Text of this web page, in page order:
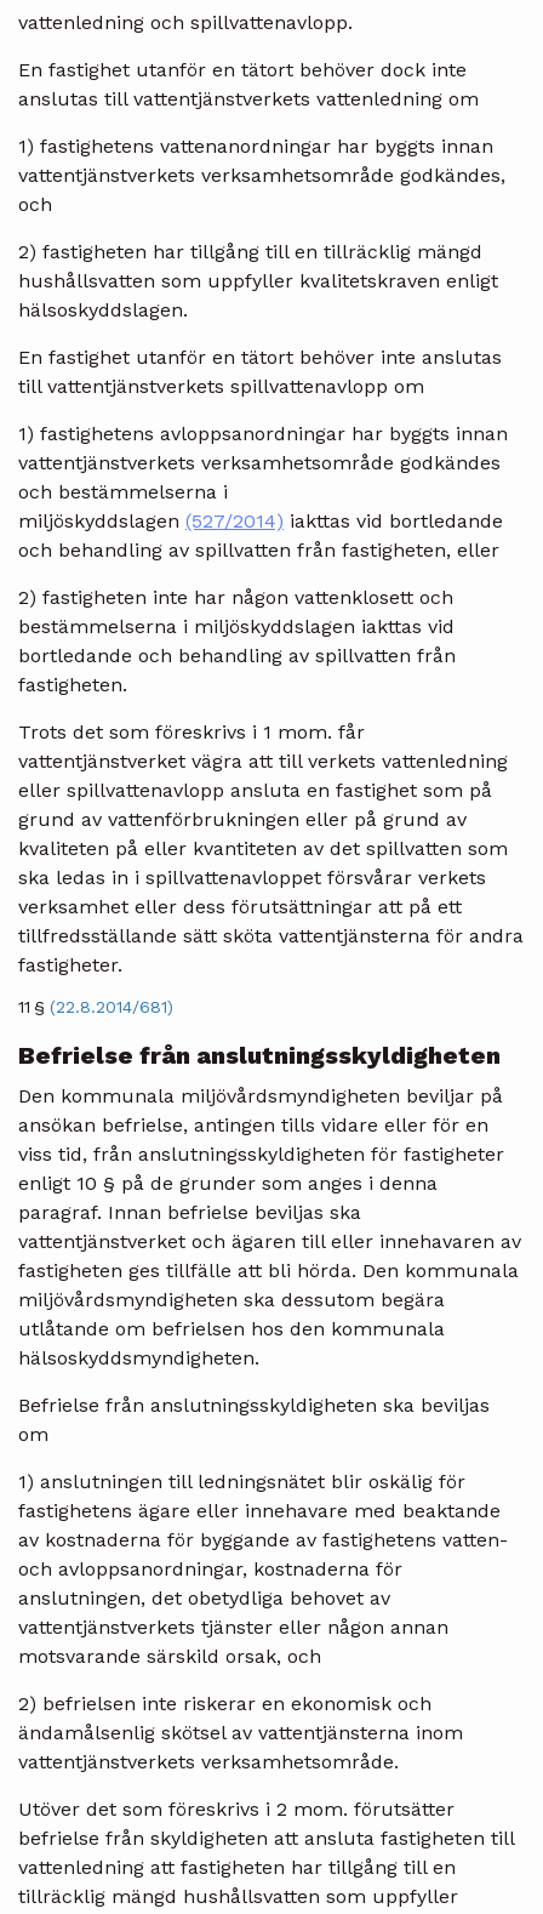
vattenledning och spillvattenavlopp.
En fastighet utanför en tätort behöver dock inte
anslutas till vattentjänstverkets vattenledning om
1) fastighetens vattenanordningar har byggts innan
vattentjänstverkets verksamhetsområde godkändes,
och
2) fastigheten har tillgång till en tillräcklig mängd
hushållsvatten som uppfyller kvalitetskraven enligt
hälsoskyddslagen.
En fastighet utanför en tätort behöver inte anslutas
till vattentjänstverkets spillvattenavlopp om
1) fastighetens avloppsanordningar har byggts innan
vattentjänstverkets verksamhetsområde godkändes
och bestämmelserna i
miljöskyddslagen (527/2014) iakttas vid bortledande
och behandling av spillvatten från fastigheten, eller
2) fastigheten inte har någon vattenklosett och
bestämmelserna i miljöskyddslagen iakttas vid
bortledande och behandling av spillvatten från
fastigheten.
Trots det som föreskrivs i 1 mom. får
vattentjänstverket vägra att till verkets vattenledning
eller spillvattenavlopp ansluta en fastighet som på
grund av vattenförbrukningen eller på grund av
kvaliteten på eller kvantiteten av det spillvatten som
ska ledas in i spillvattenavloppet försvårar verkets
verksamhet eller dess förutsättningar att på ett
tillfredsställande sätt sköta vattentjänsterna för andra
fastigheter.
11 § (22.8.2014/681)
Befrielse från anslutningsskyldigheten
Den kommunala miljövårdsmyndigheten beviljar på
ansökan befrielse, antingen tills vidare eller för en
viss tid, från anslutningsskyldigheten för fastigheter
enligt 10 § på de grunder som anges i denna
paragraf. Innan befrielse beviljas ska
vattentjänstverket och ägaren till eller innehavaren av
fastigheten ges tillfälle att bli hörda. Den kommunala
miljövårdsmyndigheten ska dessutom begära
utlåtande om befrielsen hos den kommunala
hälsoskyddsmyndigheten.
Befrielse från anslutningsskyldigheten ska beviljas
om
1) anslutningen till ledningsnätet blir oskälig för
fastighetens ägare eller innehavare med beaktande
av kostnaderna för byggande av fastighetens vatten-
och avloppsanordningar, kostnaderna för
anslutningen, det obetydliga behovet av
vattentjänstverkets tjänster eller någon annan
motsvarande särskild orsak, och
2) befrielsen inte riskerar en ekonomisk och
ändamålsenlig skötsel av vattentjänsterna inom
vattentjänstverkets verksamhetsområde.
Utöver det som föreskrivs i 2 mom. förutsätter
befrielse från skyldigheten att ansluta fastigheten till
vattenledning att fastigheten har tillgång till en
tillräcklig mängd hushållsvatten som uppfyller